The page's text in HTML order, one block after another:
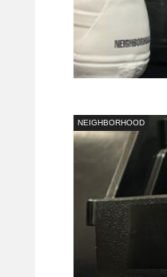
NEIGHBORHOOD